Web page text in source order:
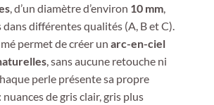
, d’un diamètre d’environ 10 mm,
différentes qualités (A, B et C).
permet de créer un arc-en-ciel
, sans aucune retouche ni
perle présente sa propre
de gris clair, gris plus